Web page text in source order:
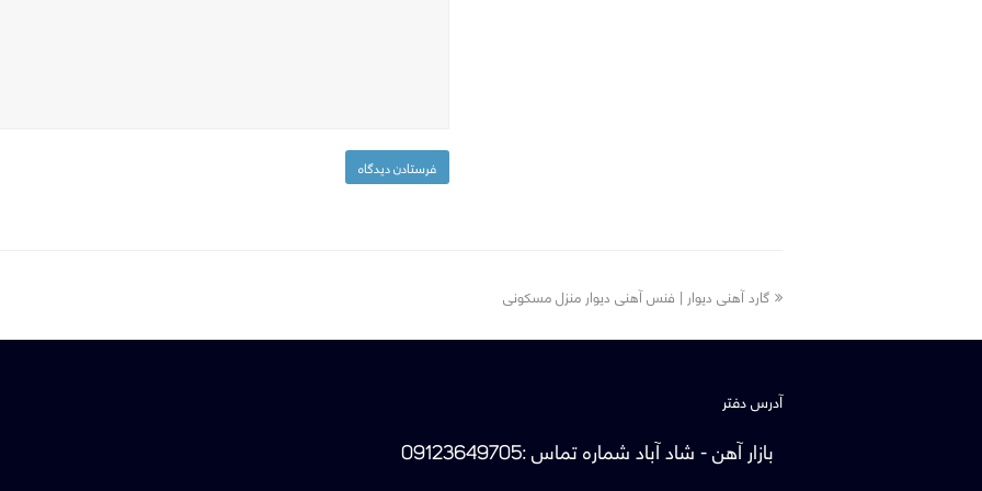
previous
گارد آهنی دیوار | فنس آهنی دیوار منزل مسکونی
آدرس دفتر
بازار آهن - شاد آبادشماره تماس:
09123649705